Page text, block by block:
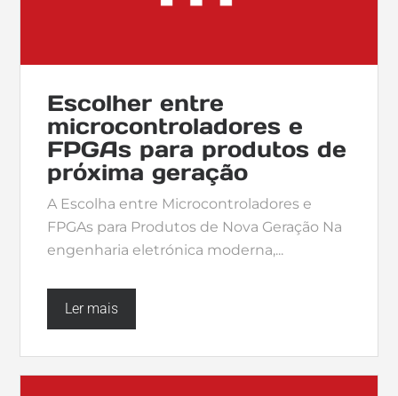
Escolher entre
microcontroladores e
FPGAs para produtos de
próxima geração
A Escolha entre Microcontroladores e
FPGAs para Produtos de Nova Geração Na
engenharia eletrónica moderna,...
Ler mais